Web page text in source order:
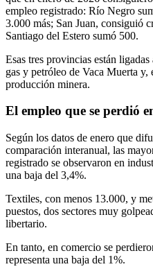
empleo registrado: Río Negro
3.000 más; San Juan, consiguió
Santiago del Estero sumó 500.
Esas tres provincias están
gas y petróleo de Vaca Muerta y,
producción minera.
El empleo que se perdió
Según los datos de enero que
comparación interanual, las
registrado se observaron en
una baja del 3,4%.
Textiles, con menos 13.000, y
puestos, dos sectores muy
libertario.
En tanto, en comercio se
representa una baja del 1%.